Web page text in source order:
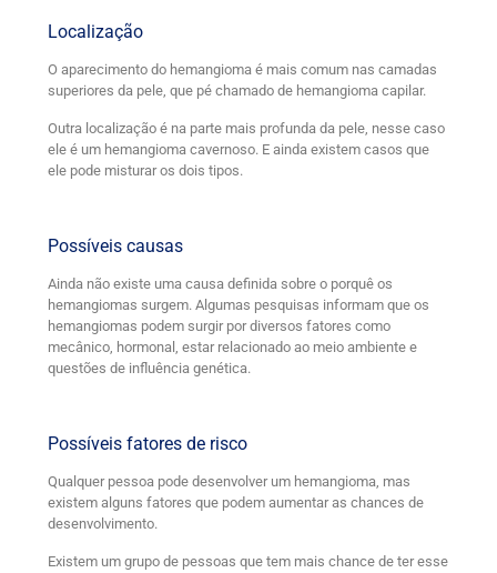
Localização
O aparecimento do hemangioma é mais comum nas camadas
superiores da pele, que pé chamado de hemangioma capilar.
Outra localização é na parte mais profunda da pele, nesse caso
ele é um hemangioma cavernoso. E ainda existem casos que
ele pode misturar os dois tipos.
Possíveis causas
Ainda não existe uma causa definida sobre o porquê os
hemangiomas surgem. Algumas pesquisas informam que os
hemangiomas podem surgir por diversos fatores como
mecânico, hormonal, estar relacionado ao meio ambiente e
questões de influência genética.
Possíveis fatores de risco
Qualquer pessoa pode desenvolver um hemangioma, mas
existem alguns fatores que podem aumentar as chances de
desenvolvimento.
Existem um grupo de pessoas que tem mais chance de ter esse